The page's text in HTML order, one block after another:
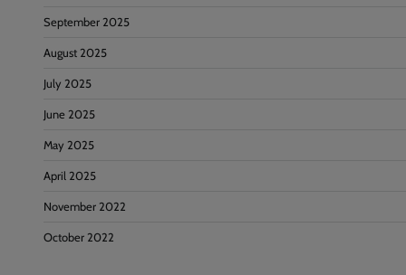
September 2025
August 2025
July 2025
June 2025
May 2025
April 2025
November 2022
October 2022